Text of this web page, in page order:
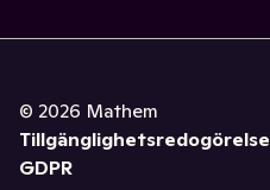
© 2026 Mathem
Tillgänglighetsredogörelse
GDPR